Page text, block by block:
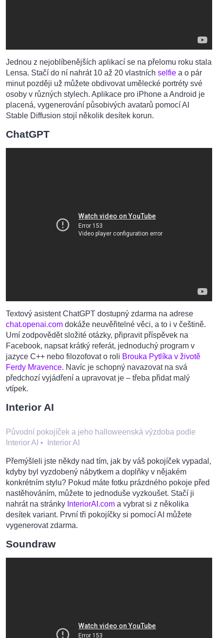
Jednou z nejoblíbenějších aplikací se na přelomu roku stala
Lensa. Stačí do ní nahrát 10 až 20 vlastních selfie a o pár
minut později už můžete obdivovat umělecké portréty své
osoby v různých stylech. Aplikace pro iPhone a Android je
placená, vygenerování působivých avatarů pomocí AI
Stable Diffusion stojí několik desítek korun.
ChatGPT
Textový asistent ChatGPT dostupný zdarma na adrese
chat.openai.com dokáže neuvěřitelné věci, a to i v češtině.
Umí zodpovědět složité otázky, připravit příspěvek na
Facebook, napsat krátký referát, jednoduchý program v
jazyce C++ nebo filozofovat o roli Brouka Pytlíka v životě
Ferdy Mravence. Navíc je schopný navazovat na svá
předchozí vyjádření a upravovat je – třeba přidat malý
vtípek.
Interior AI
Původní pokojíček a jeho halloweenská výzdoba podle
Interior AI • Interior AI
Přemýšleli jste někdy nad tím, jak by váš pokojíček vypadal,
kdyby byl vyzdobený nábytkem a doplňky v nějakém
konkrétním stylu? Pokud máte fotku prázdného pokoje před
nastěhováním, můžete to jednoduše vyzkoušet. Stačí ji
nahrát na stránky InteriorAI.com a vybrat si z několika
desítek variant. První tři pokojíčky si pomocí AI můžete
vygenerovat zdarma.
Soundraw